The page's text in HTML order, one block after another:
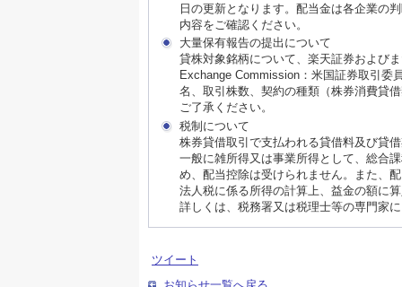
日の更新となります。配当金は各企業の
内容をご確認ください。
大量保有報告の提出について
貸株対象銘柄について、楽天証券および
Exchange Commission：米国証券取引委
名、取引株数、契約の種類（株券消費貸
ご了承ください。
税制について
株券貸借取引で支払われる貸借料及び貸
一般に雑所得又は事業所得として、総合
め、配当控除は受けられません。また、
法人税に係る所得の計算上、益金の額に
詳しくは、税務署又は税理士等の専門家
ツイート